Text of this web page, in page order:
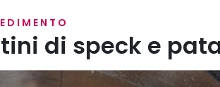
di speck e